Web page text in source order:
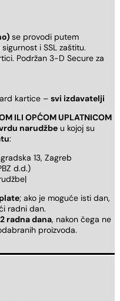
se provodi putem
i SSL zaštitu.
Podržan 3-D Secure za
kartice – svi izdavatelji
ILI OPĆOM UPLATNICOM
narudžbe u kojoj su
:
13, Zagreb
d.d.)
; ako je moguće isti dan,
radni dan.
radna dana, nakon čega ne
proizvoda.